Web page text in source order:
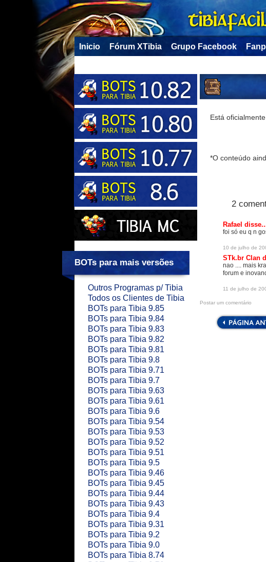
Inicio Fórum XTibia Grupo Facebook
BOTs para mais versões
Outros Programas p/ Tibia
Todos os Clientes de Tibia
BOTs para Tibia 9.85
BOTs para Tibia 9.84
BOTs para Tibia 9.83
BOTs para Tibia 9.82
BOTs para Tibia 9.81
BOTs para Tibia 9.8
BOTs para Tibia 9.71
BOTs para Tibia 9.7
BOTs para Tibia 9.63
BOTs para Tibia 9.61
BOTs para Tibia 9.6
BOTs para Tibia 9.54
BOTs para Tibia 9.53
BOTs para Tibia 9.52
BOTs para Tibia 9.51
BOTs para Tibia 9.5
BOTs para Tibia 9.46
BOTs para Tibia 9.45
BOTs para Tibia 9.44
BOTs para Tibia 9.43
BOTs para Tibia 9.4
BOTs para Tibia 9.31
BOTs para Tibia 9.2
BOTs para Tibia 9.0
BOTs para Tibia 8.74
Está
*O conteúdo
2
Rafael
foi só eu q n
10 de julho de
STk.br Clan
nao .... mais
forum e
11 de julho de
Postar um comentário